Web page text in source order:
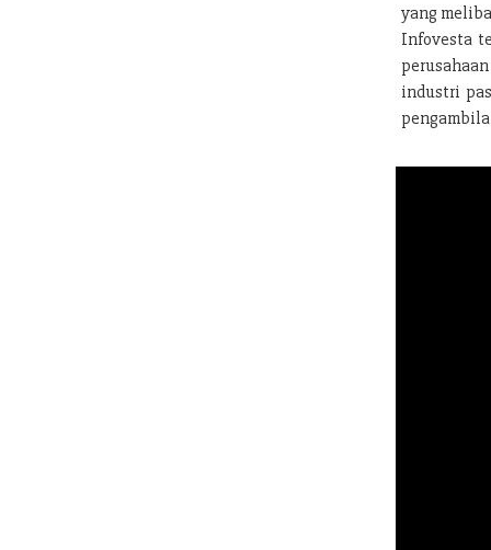
yang
Infovesta
industri